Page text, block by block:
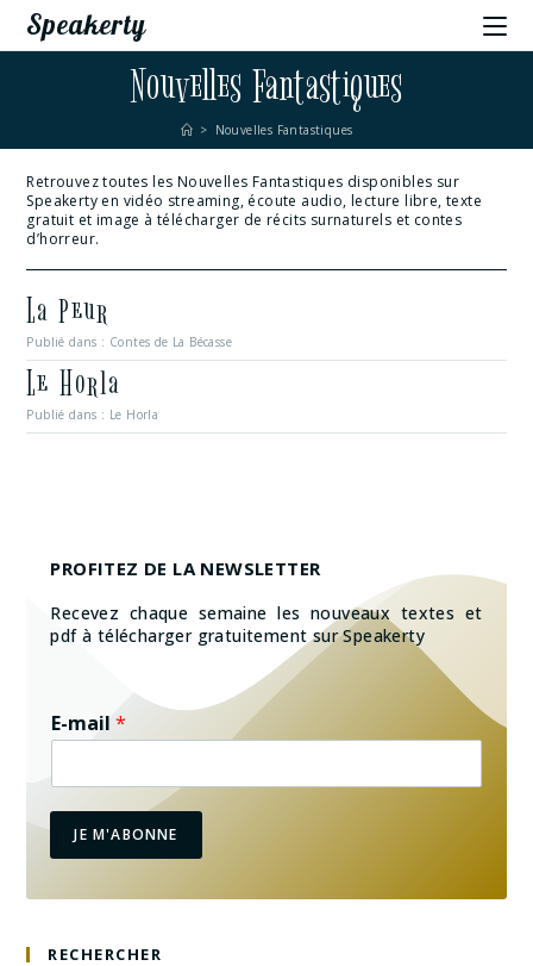
Speakerty
Nouvelles Fantastiques
> Nouvelles Fantastiques
Retrouvez toutes les Nouvelles Fantastiques disponibles sur
Speakerty en vidéo streaming, écoute audio, lecture libre, texte
gratuit et image à télécharger de récits surnaturels et contes
d’horreur.
La Peur
Publié dans : Contes de La Bécasse
Le Horla
Publié dans : Le Horla
PROFITEZ DE LA NEWSLETTER
Recevez chaque semaine les nouveaux textes et
pdf à télécharger gratuitement sur Speakerty
E-mail*
JE M'ABONNE
RECHERCHER